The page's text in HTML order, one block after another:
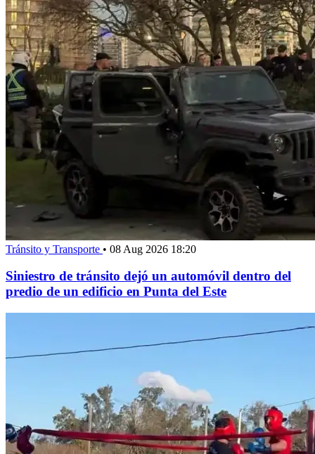
Tránsito y Transporte • 08 Aug 2026 18:20
Siniestro de tránsito dejó un automóvil dentro del
predio de un edificio en Punta del Este